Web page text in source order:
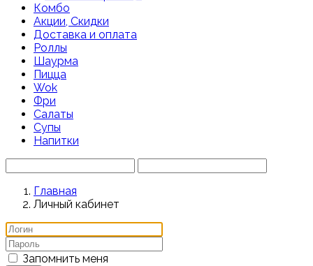
Комбо
Акции, Скидки
Доставка и оплата
Роллы
Шаурма
Пицца
Wok
Фри
Салаты
Супы
Напитки
Главная
Личный кабинет
Запомнить меня